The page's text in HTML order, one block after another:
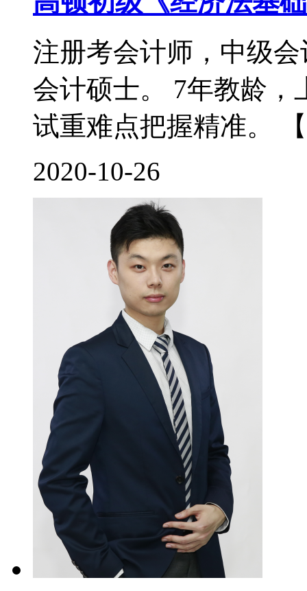
注册考会计师，中级
会计硕士。 7年教龄
试重难点把握精准。
2020-10-26